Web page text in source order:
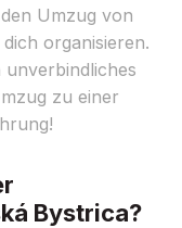
Umzug von
organisieren.
zu einer
Bystrica?